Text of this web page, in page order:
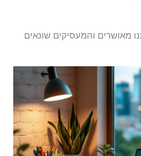
מאושרים והמעסיקים שונאים